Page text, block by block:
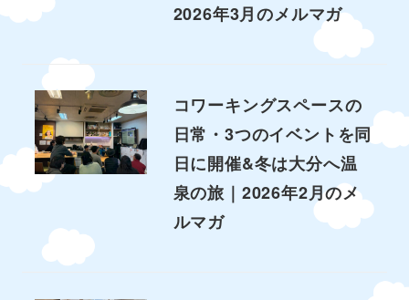
2026年3月のメルマガ
コワーキングスペースの
日常・3つのイベントを同
日に開催&冬は大分へ温
泉の旅｜2026年2月のメ
ルマガ